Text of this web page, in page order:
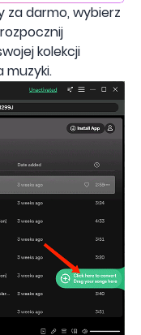
za darmo, wybierz
kolekcji
muzyki.